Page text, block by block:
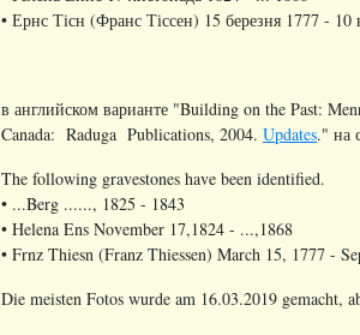
• Ернс Тісн (Франс Тіссен) 15 березня 1777 - 10
в английском варианте "Building on the Past:
Canada: Raduga Publications, 2004. Updates." на
The following gravestones have been identified.
• ...Berg ......, 1825 - 1843
• Helena Ens November 17,1824 - ...,1868
• Frnz Thiesn (Franz Thiessen) March 15, 1777 -
Die meisten Fotos wurde am 16.03.2019 gemacht,